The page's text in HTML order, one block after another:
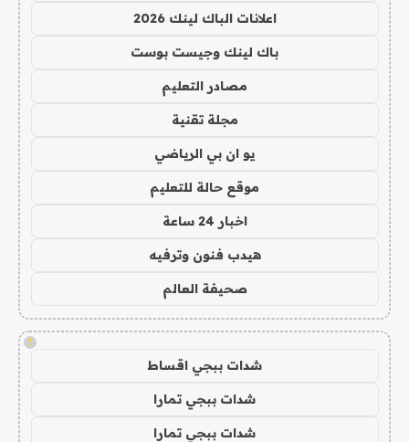
اعلانات الباك لينك 2026
باك لينك وجيست بوست
مصادر التعليم
مجلة تقنية
يو ان بي الرياضي
موقع حالة للتعليم
اخبار 24 ساعة
هيدب فنون وترفيه
صحيفة العالم
!
شدات ببجي اقساط
شدات ببجي تمارا
شدات ببجي تمارا